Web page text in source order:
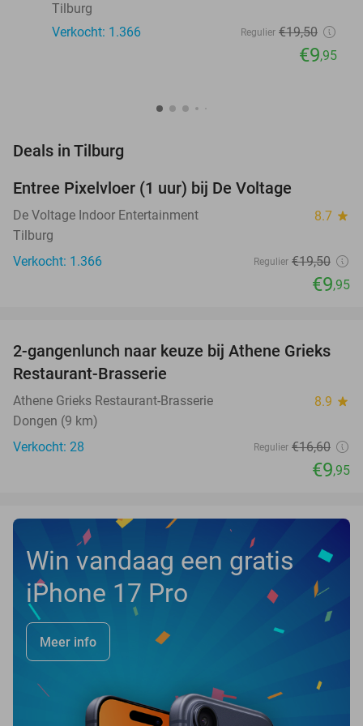
Tilburg
Verkocht: 1.366
Regulier €19,50
€9,95
Deals in Tilburg
Entree Pixelvloer (1 uur) bij De Voltage
De Voltage Indoor Entertainment 8.7 star
Tilburg
Verkocht: 1.366
Regulier €19,50
€9,95
40%
NEW
TODAY
2-gangenlunch naar keuze bij Athene Grieks
Restaurant-Brasserie
Athene Grieks Restaurant-Brasserie 8.9 star
Dongen (9 km)
Verkocht: 28
Regulier €16,60
€9,95
Win vandaag een gratis
iPhone 17 Pro
Meer info